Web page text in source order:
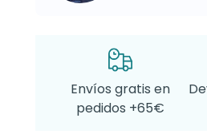
Envíos gratis en
pedidos +65€